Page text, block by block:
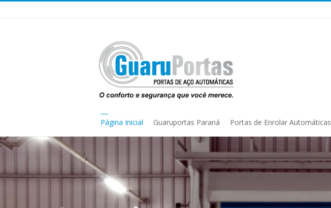
Página Inicial Guaruportas Paraná Portas de Enrolar Automáticas